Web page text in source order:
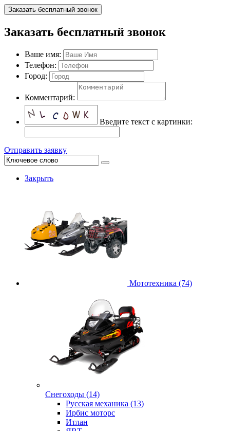
Заказать бесплатный звонок
Заказать бесплатный звонок
Ваше имя:
Телефон:
Город:
Комментарий:
Введите текст с картинки:
Отправить заявку
Закрыть
Мототехника (74)
Снегоходы (14)
Русская механика (13)
Ирбис моторс
Итлан